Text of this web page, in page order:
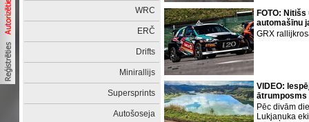
WRC
ERČ
Drifts
Minirallijs
Supersprints
Autošoseja
FOTO:
automašīnu
GRX
VIDEO:
ātrumposms
Pēc divām
Lukjaņuka